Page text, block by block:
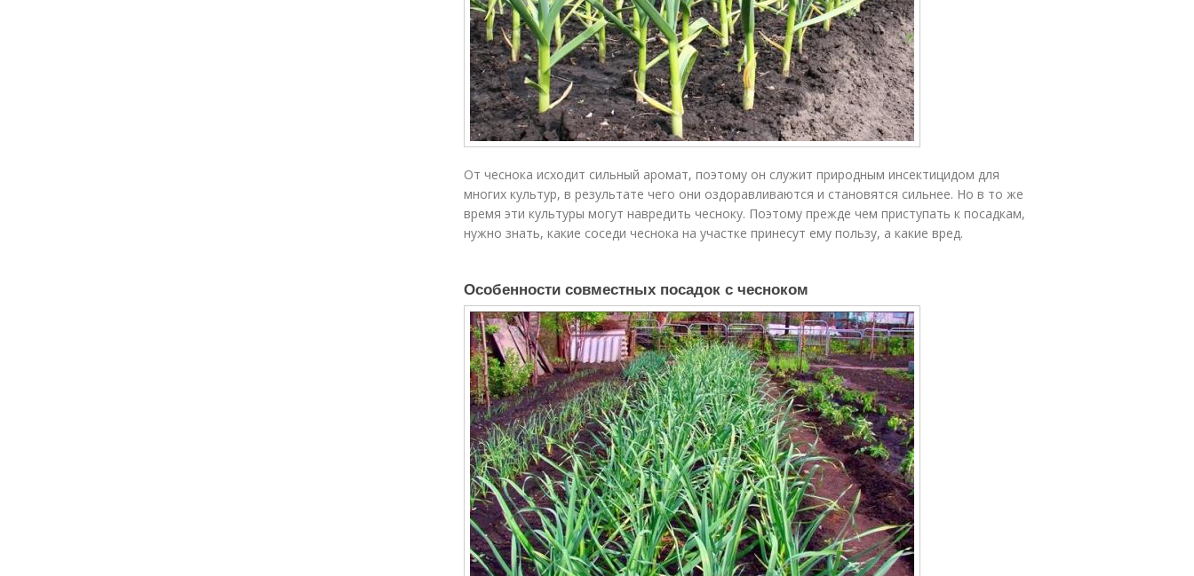
От чеснока исходит сильный аромат, поэтому он служит природным инсектицидом для
многих культур, в результате чего они оздоравливаются и становятся сильнее. Но в то же
время эти культуры могут навредить чесноку. Поэтому прежде чем приступать к посадкам,
нужно знать, какие соседи чеснока на участке принесут ему пользу, а какие вред.
Особенности совместных посадок с чесноком